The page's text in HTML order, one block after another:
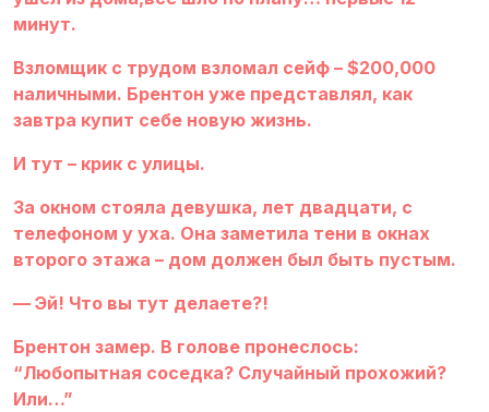
минут.
Взломщик с трудом взломал сейф – $200,000
наличными. Брентон уже представлял, как
завтра купит себе новую жизнь.
И тут – крик с улицы.
За окном стояла девушка, лет двадцати, с
телефоном у уха. Она заметила тени в окнах
второго этажа – дом должен был быть пустым.
— Эй! Что вы тут делаете?!
Брентон замер. В голове пронеслось:
“Любопытная соседка? Случайный прохожий?
Или…”